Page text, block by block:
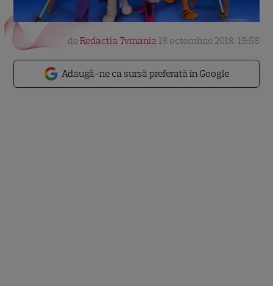
Adaugă-ne ca sursă preferată în Google
deRedactia Tvmania 18 octombrie 2018, 15:58